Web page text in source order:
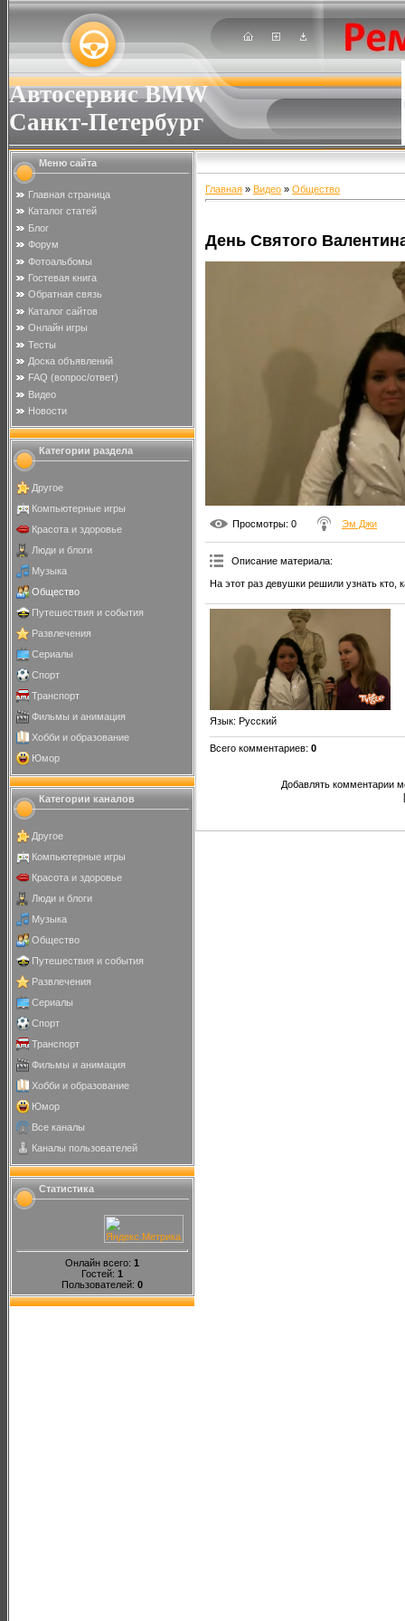
Автосервис BMW
Санкт-Петербург
Меню сайта
Главная страница
Каталог статей
Блог
Форум
Фотоальбомы
Гостевая книга
Обратная связь
Каталог сайтов
Онлайн игры
Тесты
Доска объявлений
FAQ (вопрос/ответ)
Видео
Новости
Категории раздела
Другое
Компьютерные игры
Красота и здоровье
Люди и блоги
Музыка
Общество
Путешествия и события
Развлечения
Сериалы
Спорт
Транспорт
Фильмы и анимация
Хобби и образование
Юмор
Категории каналов
Другое
Компьютерные игры
Красота и здоровье
Люди и блоги
Музыка
Общество
Путешествия и события
Развлечения
Сериалы
Спорт
Транспорт
Фильмы и анимация
Хобби и образование
Юмор
Все каналы
Каналы пользователей
Статистика
Онлайн всего: 1
Гостей: 1
Пользователей: 0
Главная » Видео » Общество
День Святого
Просмотры: 0 Эм Джи
Описание материала:
На этот раз девушки решили узнать кто,
Язык: Русский
Всего комментариев: 0
Добавлять комментарии